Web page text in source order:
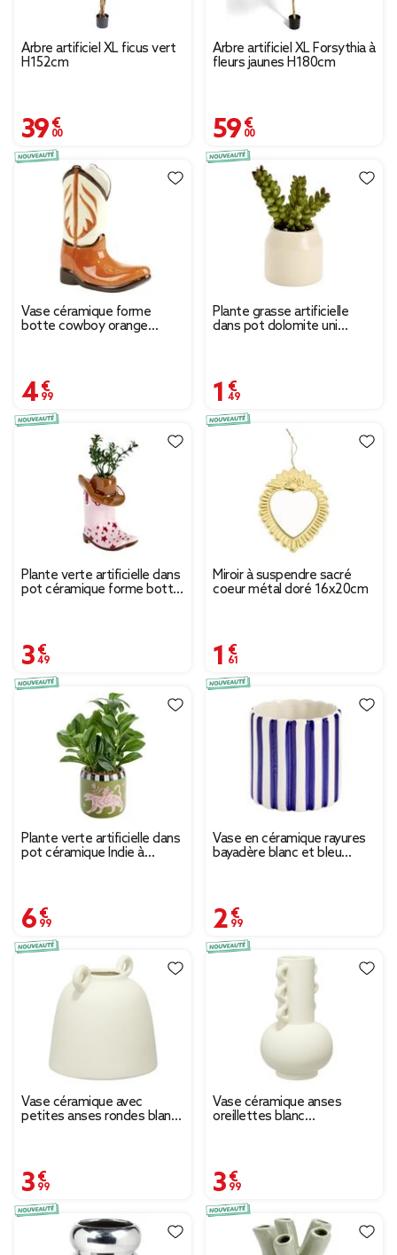
Arbre artificiel XL ficus vert
H152cm
39,00 €
Arbre artificiel XL Forsythia à
fleurs jaunes H180cm
59,00 €
Vase céramique forme
botte cowboy orange
4,99 €
Plante grasse artificielle
dans pot dolomite uni
1,49 €
Plante verte artificielle dans
pot céramique forme botte
3,49 €
Miroir à suspendre sacré
coeur métal doré 16x20cm
1,61 €
Plante verte artificielle dans
pot céramique Indie à
6,99 €
Vase en céramique rayures
bayadère blanc et bleu
2,99 €
Vase céramique avec
petites anses rondes blanc
3,99 €
Vase céramique anses
oreillettes blanc
3,99 €